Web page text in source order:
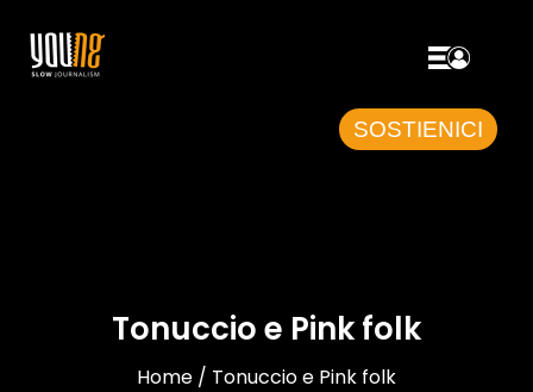
SOSTIENICI
Tonuccio e Pink folk
Home / Tonuccio e Pink folk